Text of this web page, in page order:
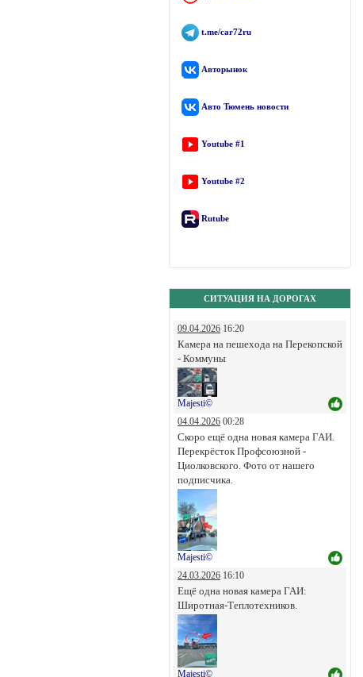
t.me/car72ru
Авторынок
Авто Тюмень новости
Youtube #1
Youtube #2
Rutube
СИТУАЦИЯ НА ДОРОГАХ
09.04.2026 16:20
Камера на пешехода на Перекопской
- Коммуны
Majesti©
04.04.2026 00:28
Скоро ещё одна новая камера ГАИ.
Перекрёсток Профсоюзной -
Циолковского. Фото от нашего
подписчика.
Majesti©
24.03.2026 16:10
Ещё одна новая камера ГАИ:
Широтная-Теплотехников.
Majesti©